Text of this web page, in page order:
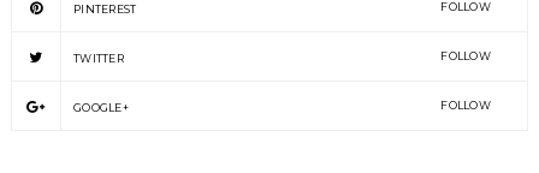
PINTEREST FOLLOW
TWITTER FOLLOW
GOOGLE+ FOLLOW